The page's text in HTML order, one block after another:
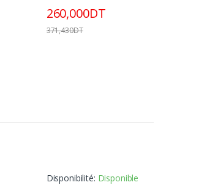
260,000DT
371,430DT
Disponibilité: Disponible